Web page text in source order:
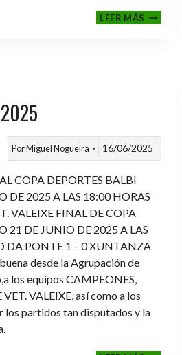
LEER MÁSVI
PorMiguel Nogueira 16/06/2025
COPA DEPORTES BALBI
DE 2025 A LAS 18:00 HORAS
VALEIXE FINAL DE COPA
21 DE JUNIO DE 2025 A LAS
DA PONTE 1 – 0 XUNTANZA
desde la Agrupación de
los equipos CAMPEONES,
VALEIXE, así como a los
partidos tan disputados y la